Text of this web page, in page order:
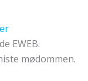
EWEB.
mødommen.